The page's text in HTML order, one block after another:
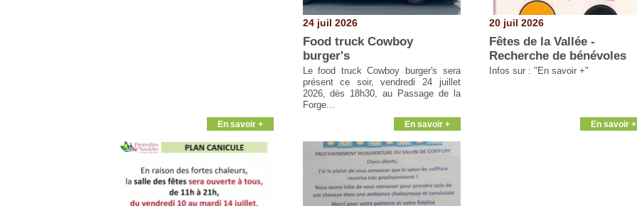
En savoir +
24 juil 2026
Food truck Cowboy
burger's
Le food truck Cowboy burger's sera
présent ce soir, vendredi 24 juillet
2026, dès 18h30, au Passage de la
Forge...
En savoir +
20 juil 2026
Fêtes de la Vallée -
Recherche de bénévoles
Infos sur : "En savoir +"
En savoir +